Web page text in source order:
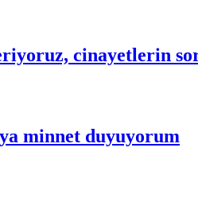
cinayetlerin
minnet duyuyorum